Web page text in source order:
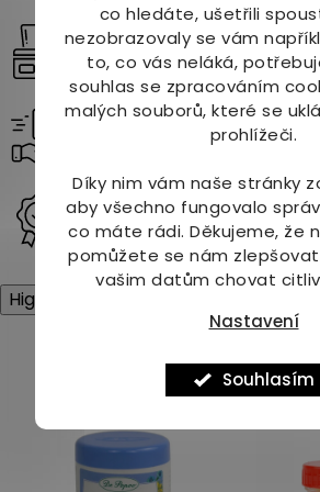
co hledáte, ušetřili
nezobrazovaly se vám
to, co vás neláká,
souhlas se zpracováním
malých souborů, které se
prohlížeči.
Díky nim vám naše stránky
aby všechno fungovalo
co máte rádi. Děkujeme, že
pomůžete se nám
vašim datům chovat
Nastavení
Souhlasím
í
p
r
v
k
y
v
p
i
s
u
Vybírejte z více než 10 000
Široký sortiment přírodních a
zdraví, krásu a pohodu.
Rychlé a spolehlivé doručení
Vaše objednávky doručíme
Rodinná firma s tradicí od
Už více než 29 let přinášíme
osobní přístup našim
High-contrast mode